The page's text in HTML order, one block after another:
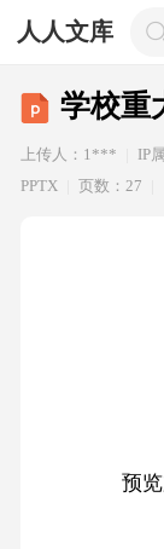
人人文库
学校重
上传人：1*** IP
PPTX
页数：27
预